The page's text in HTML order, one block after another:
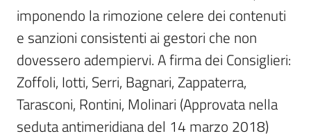
imponendo la rimozione celere dei contenuti
e sanzioni consistenti ai gestori che non
dovessero adempiervi. A firma dei Consiglieri:
Zoffoli, Iotti, Serri, Bagnari, Zappaterra,
Tarasconi, Rontini, Molinari (Approvata nella
seduta antimeridiana del 14 marzo 2018)